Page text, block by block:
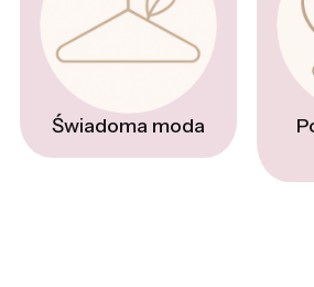
Świadoma moda